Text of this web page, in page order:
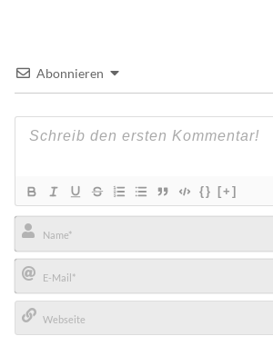
Abonnieren
{} [+]
Name*
E-
Mail*